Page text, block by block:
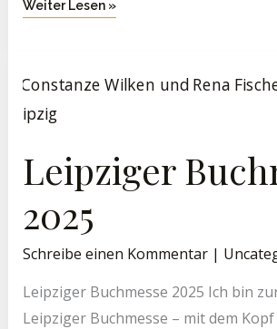
Weiter Lesen »
Leipziger
2025
Schreibe einen Kommentar |
Leipziger Buchmesse 2025 Ich bin
Leipziger Buchmesse – mit dem
2025